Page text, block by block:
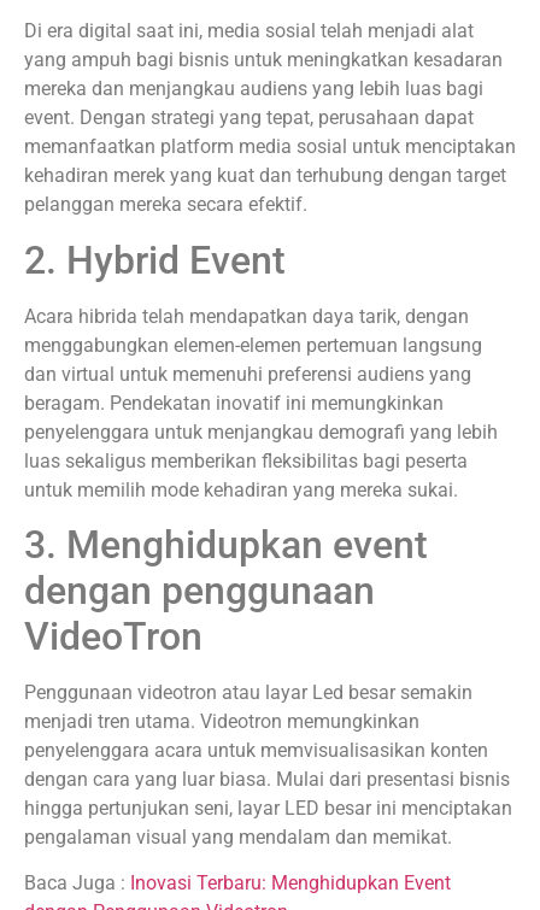
Di era digital saat ini, media sosial telah menjadi alat
yang ampuh bagi bisnis untuk meningkatkan kesadaran
mereka dan menjangkau audiens yang lebih luas bagi
event. Dengan strategi yang tepat, perusahaan dapat
memanfaatkan platform media sosial untuk menciptakan
kehadiran merek yang kuat dan terhubung dengan target
pelanggan mereka secara efektif.
2. Hybrid Event
Acara hibrida telah mendapatkan daya tarik, dengan
menggabungkan elemen-elemen pertemuan langsung
dan virtual untuk memenuhi preferensi audiens yang
beragam. Pendekatan inovatif ini memungkinkan
penyelenggara untuk menjangkau demografi yang lebih
luas sekaligus memberikan fleksibilitas bagi peserta
untuk memilih mode kehadiran yang mereka sukai.
3. Menghidupkan event
dengan penggunaan
VideoTron
Penggunaan videotron atau layar Led besar semakin
menjadi tren utama. Videotron memungkinkan
penyelenggara acara untuk memvisualisasikan konten
dengan cara yang luar biasa. Mulai dari presentasi bisnis
hingga pertunjukan seni, layar LED besar ini menciptakan
pengalaman visual yang mendalam dan memikat.
Baca Juga : Inovasi Terbaru: Menghidupkan Event